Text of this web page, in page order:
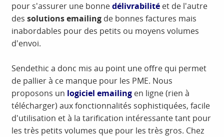
pour s'assurer une bonnedélivrabilité et de l'autre
dessolutions emailing de bonnes factures mais
inabordables pour des petits ou moyens volumes
d'envoi.
Sendethic a donc mis au point une offre qui permet
de pallier à ce manque pour les PME. Nous
proposons un logiciel emailing en ligne (rien à
télécharger) aux fonctionnalités sophistiquées, facile
d'utilisation et à la tarification intéressante tant pour
les très petits volumes que pour les très gros. Chez